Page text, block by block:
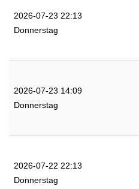
2026-07-23 22:13
Donnerstag
2026-07-23 14:09
Donnerstag
2026-07-22 22:13
Donnerstag